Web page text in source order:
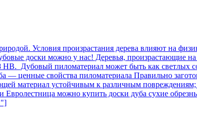
Условия произрастания дерева влияют на
доски можно у нас! Деревья, произрастающие
Дубовый пиломатериал может быть как светлых
— ценные свойства пиломатериала Правильно
материал устойчивым к различным
Евролестница можно купить доски дуба сухие